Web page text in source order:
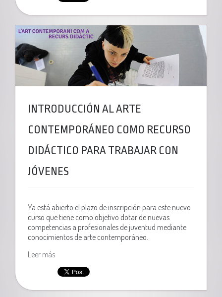
INTRODUCCIÓN AL ARTE
CONTEMPORÁNEO COMO RECURSO
DIDÁCTICO PARA TRABAJAR CON
JÓVENES
Ya está abierto el plazo de inscripción para este nuevo
curso que tiene como objetivo dotar de nuevas
competencias a profesionales de juventud mediante
conocimientos de arte contemporáneo.
Leer más